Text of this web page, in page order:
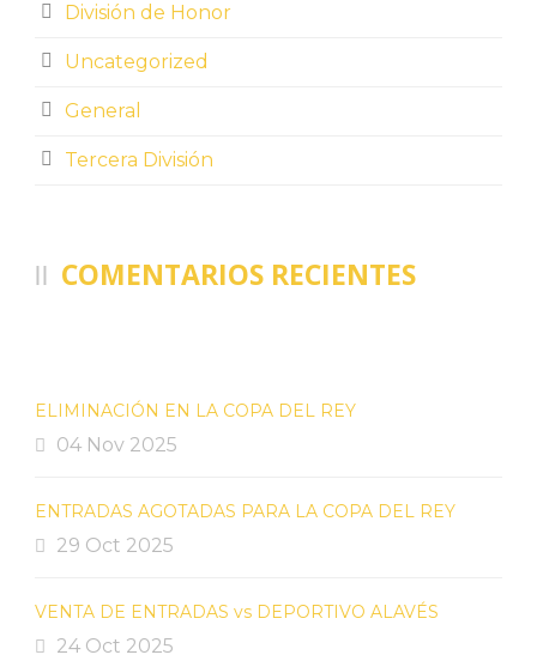
División de Honor
Uncategorized
General
Tercera División
COMENTARIOS RECIENTES
ELIMINACIÓN EN LA COPA DEL REY
04 Nov 2025
ENTRADAS AGOTADAS PARA LA COPA DEL REY
29 Oct 2025
VENTA DE ENTRADAS vs DEPORTIVO ALAVÉS
24 Oct 2025